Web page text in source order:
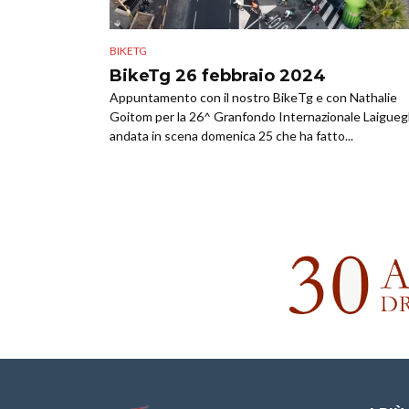
BIKETG
BikeTg 26 febbraio 2024
Appuntamento con il nostro BikeTg e con Nathalie
Goitom per la 26^ Granfondo Internazionale
andata in scena domenica 25 che ha fatto...